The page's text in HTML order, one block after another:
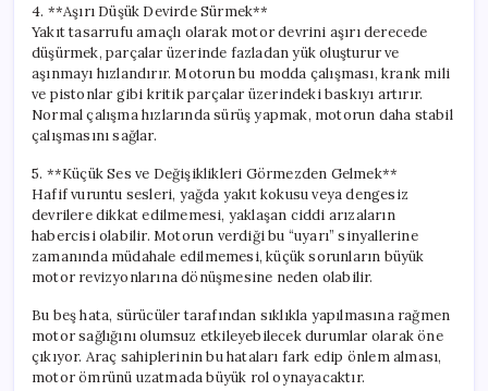
4. **Aşırı Düşük Devirde Sürmek**
Yakıt tasarrufu amaçlı olarak motor devrini aşırı derecede
düşürmek, parçalar üzerinde fazladan yük oluşturur ve
aşınmayı hızlandırır. Motorun bu modda çalışması, krank mili
ve pistonlar gibi kritik parçalar üzerindeki baskıyı artırır.
Normal çalışma hızlarında sürüş yapmak, motorun daha stabil
çalışmasını sağlar.
5. **Küçük Ses ve Değişiklikleri Görmezden Gelmek**
Hafif vuruntu sesleri, yağda yakıt kokusu veya dengesiz
devrilere dikkat edilmemesi, yaklaşan ciddi arızaların
habercisi olabilir. Motorun verdiği bu “uyarı” sinyallerine
zamanında müdahale edilmemesi, küçük sorunların büyük
motor revizyonlarına dönüşmesine neden olabilir.
Bu beş hata, sürücüler tarafından sıklıkla yapılmasına rağmen
motor sağlığını olumsuz etkileyebilecek durumlar olarak öne
çıkıyor. Araç sahiplerinin bu hataları fark edip önlem alması,
motor ömrünü uzatmada büyük rol oynayacaktır.